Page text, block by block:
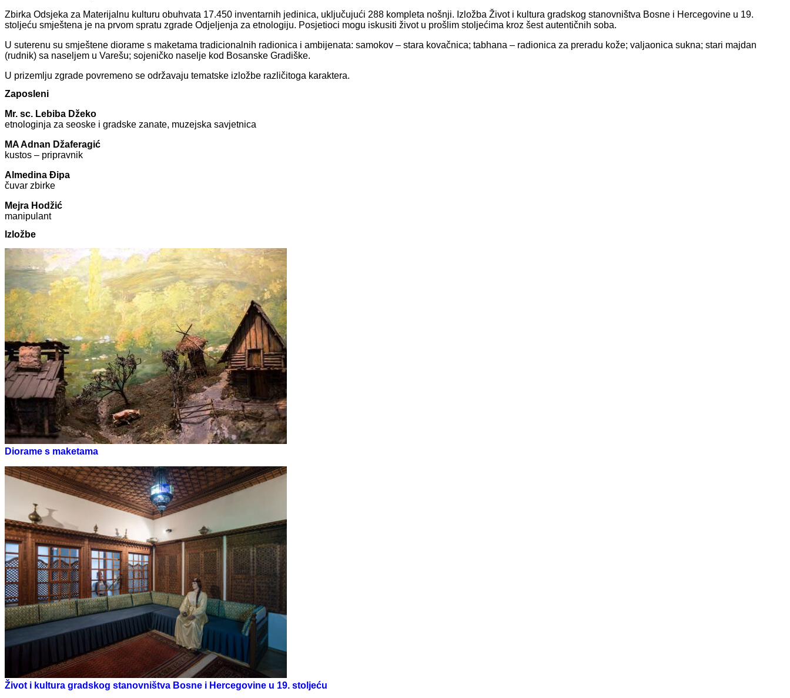
Zbirka Odsjeka za Materijalnu kulturu obuhvata 17.450 inventarnih jedinica, uključujući 288 kompleta nošnji. Izložba Život i kultura gradskog stanovništva Bosne i Hercegovine u 19.
stoljeću smještena je na prvom spratu zgrade Odjeljenja za etnologiju. Posjetioci mogu iskusiti život u prošlim stoljećima kroz šest autentičnih soba.
U suterenu su smještene diorame s maketama tradicionalnih radionica i ambijenata: samokov – stara kovačnica; tabhana – radionica za preradu kože; valjaonica sukna; stari majdan
(rudnik) sa naseljem u Varešu; sojeničko naselje kod Bosanske Gradiške.
U prizemlju zgrade povremeno se održavaju tematske izložbe različitoga karaktera.
Zaposleni
Mr. sc. Lebiba Džeko
etnologinja za seoske i gradske zanate, muzejska savjetnica
MA Adnan Džaferagić
kustos – pripravnik
Almedina Đipa
čuvar zbirke
Mejra Hodžić
manipulant
Izložbe
Diorame s maketama
Život i kultura gradskog stanovništva Bosne i Hercegovine u 19. stoljeću